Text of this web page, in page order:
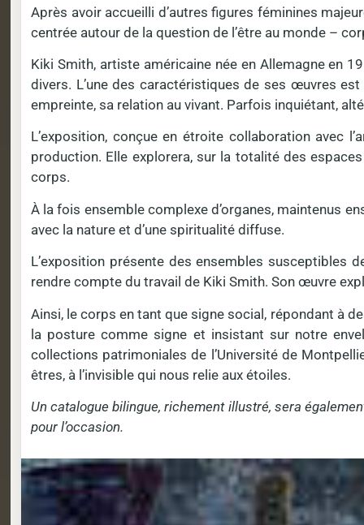
Après avoir accueilli d’autres figures féminines
centrée autour de la question de l’être au monde –
Kiki Smith, artiste américaine née en Allemagne en
divers. L’une des caractéristiques de ses œuvres
empreinte, sa relation au vivant. Parfois inquiétant,
L’exposition, conçue en étroite collaboration avec
production. Elle explorera, sur la totalité des
corps.
À la fois ensemble complexe d’organes, maintenus
avec la nature et d’une spiritualité diffuse.
L’exposition présente des ensembles susceptibles
rendre compte du travail de Kiki Smith. Son œuvre
Ainsi, le corps en tant que signe social, répondant à
la posture comme signe et insistant sur notre
collections patrimoniales de l’Université de
êtres, à l’invisible qui nous relie aux étoiles.
Un catalogue bilingue, richement illustré, sera
pour l’occasion.